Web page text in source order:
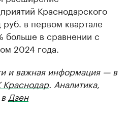
Краснодарского
в первом квартале
больше в сравнении с
2024 года.
и важная информация — в
Краснодар. Аналитика,
Дзен